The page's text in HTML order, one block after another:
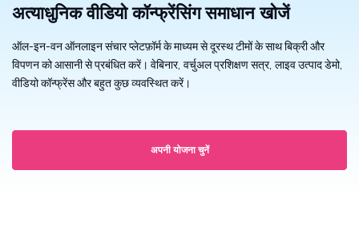
अत्याधुनिक वीडियो कॉन्फ्रेंसिंग समाधान खोजें
ऑल-इन-वन ऑनलाइन संचार प्लेटफ़ॉर्म के माध्यम से दूरस्थ टीमों के साथ बिक्री और
विपणन को आसानी से प्रबंधित करें। वेबिनार, वर्चुअल प्रशिक्षण सत्र, लाइव उत्पाद डेमो,
वीडियो कॉन्फ्रेंस और बहुत कुछ व्यवस्थित करें।
अपनी योजना चुनें